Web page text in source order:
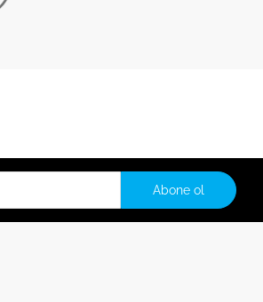
Abone ol